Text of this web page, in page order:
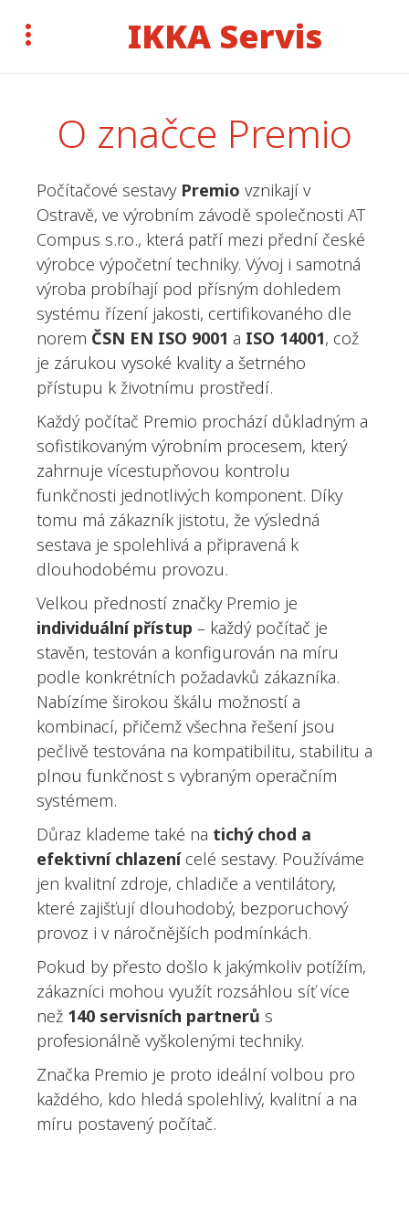
IKKA Servis
O značce Premio
Počítačové sestavy Premio vznikají v
Ostravě, ve výrobním závodě společnosti AT
Compus s.r.o., která patří mezi přední české
výrobce výpočetní techniky. Vývoj i samotná
výroba probíhají pod přísným dohledem
systému řízení jakosti, certifikovaného dle
norem ČSN EN ISO 9001 a ISO 14001, což
je zárukou vysoké kvality a šetrného
přístupu k životnímu prostředí.
Každý počítač Premio prochází důkladným a
sofistikovaným výrobním procesem, který
zahrnuje vícestupňovou kontrolu
funkčnosti jednotlivých komponent. Díky
tomu má zákazník jistotu, že výsledná
sestava je spolehlivá a připravená k
dlouhodobému provozu.
Velkou předností značky Premio je
individuální přístup – každý počítač je
stavěn, testován a konfigurován na míru
podle konkrétních požadavků zákazníka.
Nabízíme širokou škálu možností a
kombinací, přičemž všechna řešení jsou
pečlivě testována na kompatibilitu, stabilitu a
plnou funkčnost s vybraným operačním
systémem.
Důraz klademe také na tichý chod a
efektivní chlazenícelé sestavy. Používáme
jen kvalitní zdroje, chladiče a ventilátory,
které zajišťují dlouhodobý, bezporuchový
provoz i v náročnějších podmínkách.
Pokud by přesto došlo k jakýmkoliv potížím,
zákazníci mohou využít rozsáhlou síť více
než 140 servisních partnerů s
profesionálně vyškolenými techniky.
Značka Premio je proto ideální volbou pro
každého, kdo hledá spolehlivý, kvalitní a na
míru postavený počítač.